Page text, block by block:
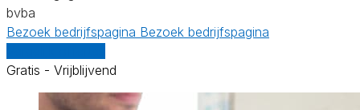
bvba
Bezoek bedrijfspagina Bezoek bedrijfspagina
Gratis - Vrijblijvend